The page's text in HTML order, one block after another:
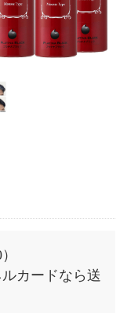
カードなら送